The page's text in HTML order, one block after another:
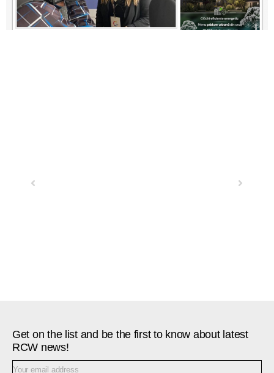
Get on the list and be the first to know about latest
RCW news!